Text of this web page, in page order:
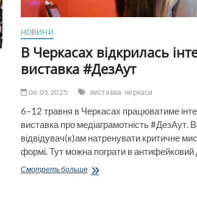
НОВИНИ
В Черкасах відкрилась
виставка #ДезАут
06.05.2025 виставка черкаси
6–12 травня в Черкасах працюватиме
виставка про медіаграмотність #ДезАут.
відвідувач(к)ам натренувати критичне
формі. Тут можна пограти в антифейковий
Смотреть большеВ